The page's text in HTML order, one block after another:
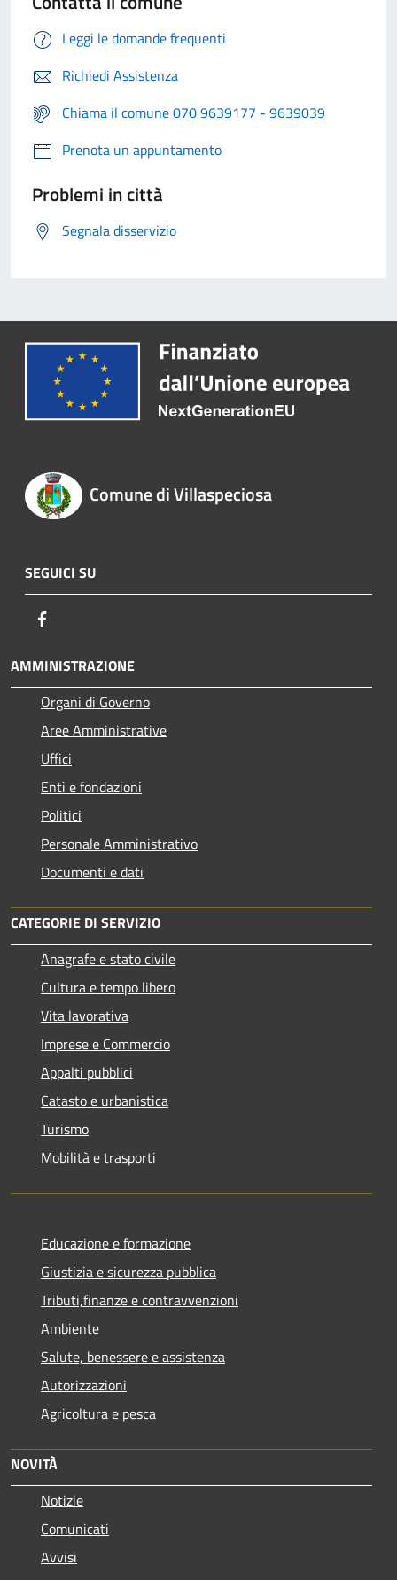
Leggi le domande frequenti
Richiedi Assistenza
Chiama il comune 070 9639177 - 9639039
Prenota un appuntamento
Problemi in città
Segnala disservizio
Comune di Villaspeciosa
SEGUICI SU
AMMINISTRAZIONE
Organi di Governo
Aree Amministrative
Uffici
Enti e fondazioni
Politici
Personale Amministrativo
Documenti e dati
CATEGORIE DI SERVIZIO
Anagrafe e stato civile
Cultura e tempo libero
Vita lavorativa
Imprese e Commercio
Appalti pubblici
Catasto e urbanistica
Turismo
Mobilità e trasporti
Educazione e formazione
Giustizia e sicurezza pubblica
Tributi,finanze e contravvenzioni
Ambiente
Salute, benessere e assistenza
Autorizzazioni
Agricoltura e pesca
NOVITÀ
Notizie
Comunicati
Avvisi